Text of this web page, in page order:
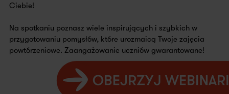
Ciebie!
Na spotkaniu poznasz wiele inspirujących i szybkich w
przygotowaniu pomysłów, które urozmaicą Twoje zajęcia
powtórzeniowe. Zaangażowanie uczniów gwarantowane!